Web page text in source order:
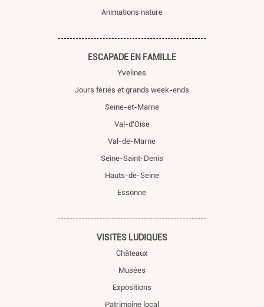
Animations nature
ESCAPADE EN FAMILLE
Yvelines
Jours fériés et grands week-ends
Seine-et-Marne
Val-d'Oise
Val-de-Marne
Seine-Saint-Denis
Hauts-de-Seine
Essonne
VISITES LUDIQUES
Châteaux
Musées
Expositions
Patrimoine local